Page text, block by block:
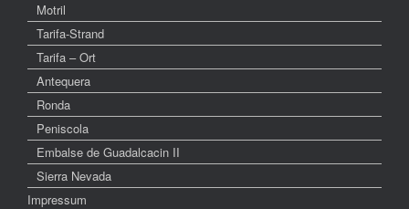
Motril
Tarifa-Strand
Tarifa – Ort
Antequera
Ronda
Peniscola
Embalse de Guadalcacin II
Sierra Nevada
Impressum